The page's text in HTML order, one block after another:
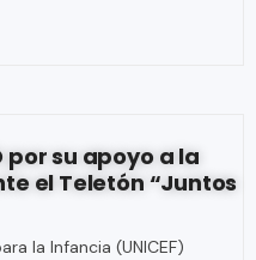
por su apoyo a la
el Teletón “Juntos
la Infancia (UNICEF)